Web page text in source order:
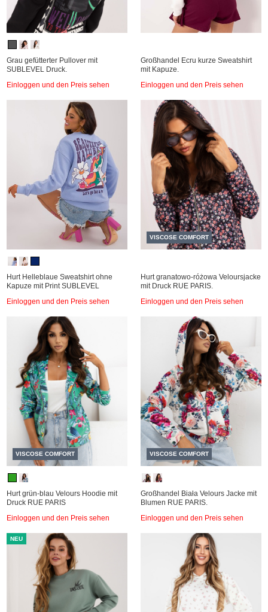
Grau gefütterter Pullover mit
SUBLEVEL Druck.
Einloggen und den Preis sehen
Großhandel Ecru kurze Sweatshirt
mit Kapuze.
Einloggen und den Preis sehen
Hurt Helleblaue Sweatshirt ohne
Kapuze mit Print SUBLEVEL
Einloggen und den Preis sehen
VISCOSE COMFORT
Hurt granatowo-różowa Veloursjacke
mit Druck RUE PARIS.
Einloggen und den Preis sehen
VISCOSE COMFORT
Hurt grün-blau Velours Hoodie mit
Druck RUE PARIS
Einloggen und den Preis sehen
VISCOSE COMFORT
Großhandel Biała Velours Jacke mit
Blumen RUE PARIS.
Einloggen und den Preis sehen
NEU